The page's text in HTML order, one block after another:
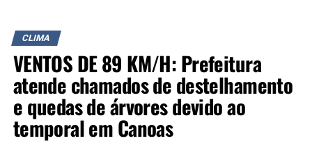
CLIMA
VENTOS DE 89 KM/H: Prefeitura
atende chamados de destelhamento
e quedas de árvores devido ao
temporal em Canoas